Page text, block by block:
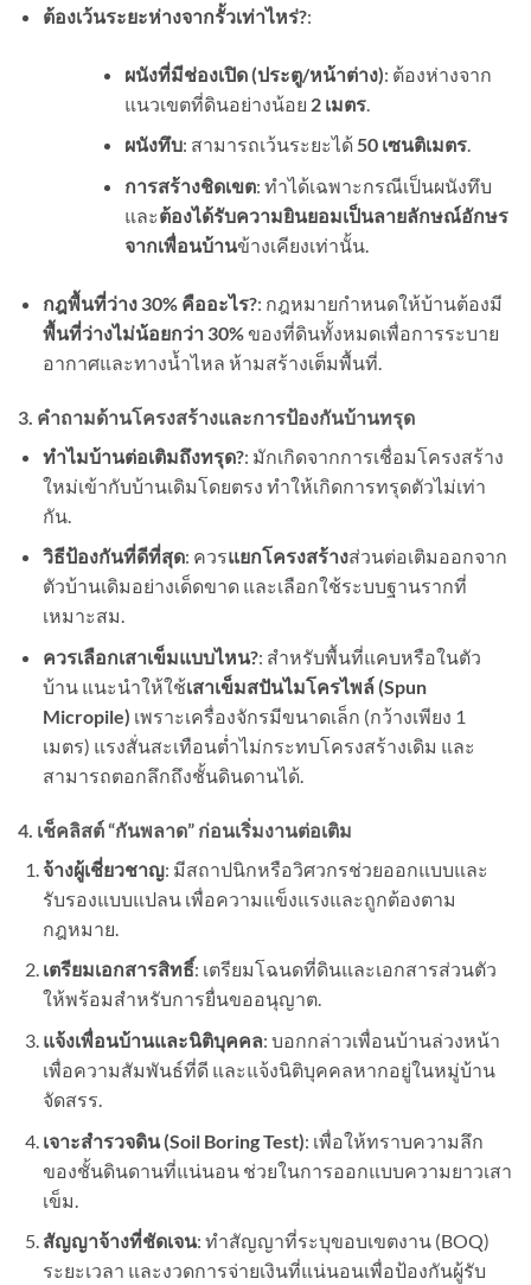
ต้องเว้นระยะห่างจากรั้วเท่าไหร่?:
ผนังที่มีช่องเปิด (ประตู/หน้าต่าง): ต้องห่างจาก
แนวเขตที่ดินอย่างน้อย 2 เมตร.
ผนังทึบ: สามารถเว้นระยะได้50 เซนติเมตร.
การสร้างชิดเขต: ทำได้เฉพาะกรณีเป็นผนังทึบ
และต้องได้รับความยินยอมเป็นลายลักษณ์อักษร
จากเพื่อนบ้านข้างเคียงเท่านั้น.
กฎพื้นที่ว่าง 30% คืออะไร?: กฎหมายกำหนดให้บ้านต้องมี
พื้นที่ว่างไม่น้อยกว่า 30%ของที่ดินทั้งหมดเพื่อการระบาย
อากาศและทางน้ำไหล ห้ามสร้างเต็มพื้นที่.
3. คำถามด้านโครงสร้างและการป้องกันบ้านทรุด
ทำไมบ้านต่อเติมถึงทรุด?: มักเกิดจากการเชื่อมโครงสร้าง
ใหม่เข้ากับบ้านเดิมโดยตรง ทำให้เกิดการทรุดตัวไม่เท่า
กัน.
วิธีป้องกันที่ดีที่สุด: ควรแยกโครงสร้างส่วนต่อเติมออกจาก
ตัวบ้านเดิมอย่างเด็ดขาด และเลือกใช้ระบบฐานรากที่
เหมาะสม.
ควรเลือกเสาเข็มแบบไหน?: สำหรับพื้นที่แคบหรือในตัว
บ้าน แนะนำให้ใช้เสาเข็มสปันไมโครไพล์ (Spun
Micropile) เพราะเครื่องจักรมีขนาดเล็ก (กว้างเพียง 1
เมตร) แรงสั่นสะเทือนต่ำไม่กระทบโครงสร้างเดิม และ
สามารถตอกลึกถึงชั้นดินดานได้.
4. เช็คลิสต์ “กันพลาด” ก่อนเริ่มงานต่อเติม
จ้างผู้เชี่ยวชาญ: มีสถาปนิกหรือวิศวกรช่วยออกแบบและ
รับรองแบบแปลน เพื่อความแข็งแรงและถูกต้องตาม
กฎหมาย.
เตรียมเอกสารสิทธิ์: เตรียมโฉนดที่ดินและเอกสารส่วนตัว
ให้พร้อมสำหรับการยื่นขออนุญาต.
แจ้งเพื่อนบ้านและนิติบุคคล: บอกกล่าวเพื่อนบ้านล่วงหน้า
เพื่อความสัมพันธ์ที่ดี และแจ้งนิติบุคคลหากอยู่ในหมู่บ้าน
จัดสรร.
เจาะสำรวจดิน (Soil Boring Test): เพื่อให้ทราบความลึก
ของชั้นดินดานที่แน่นอน ช่วยในการออกแบบความยาวเสา
เข็ม.
สัญญาจ้างที่ชัดเจน: ทำสัญญาที่ระบุขอบเขตงาน (BOQ)
ระยะเวลา และงวดการจ่ายเงินที่แน่นอนเพื่อป้องกันผู้รับ